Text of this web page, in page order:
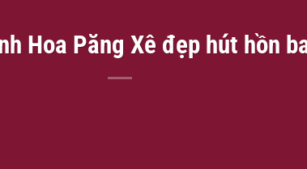
Hoa Păng Xê đẹp hút hồn